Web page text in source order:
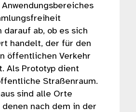
darauf ab, ob es sich
handelt, der für den
öffentlichen Verkehr
Als Prototyp dient
Straßenraum.
sind alle Orte
nach dem in der